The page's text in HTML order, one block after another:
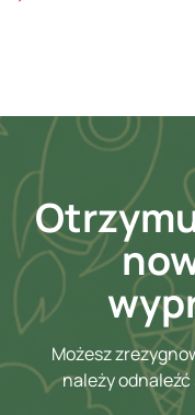
Możesz
należy odnaleźć